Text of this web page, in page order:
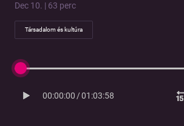
Dec 10. | 63 perc
Társadalom és kultúra
00:00:00/01:03:58